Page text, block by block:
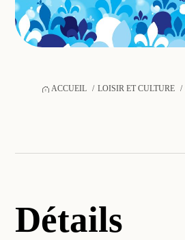
ACCUEIL LOISIR ET CULTURE
Détails